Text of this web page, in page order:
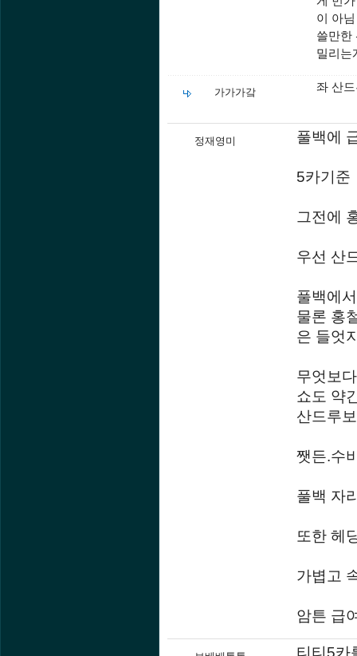
이 아
쓸만한
밀리는
가가가갘 좌 산
정재영미 풀백에
5카기준
그전에
우선 산
풀백에
물론 홍
은 들엇
무엇보
쇼도 약
산드루
쨋든.수
풀백 자
또한 헤
가볍고
암튼 급
티티5카